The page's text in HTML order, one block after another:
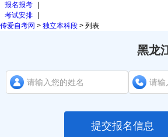
报名报考
考试安排
传爱自考网 > 独立本科段 > 列表
黑龙
提交报名信息